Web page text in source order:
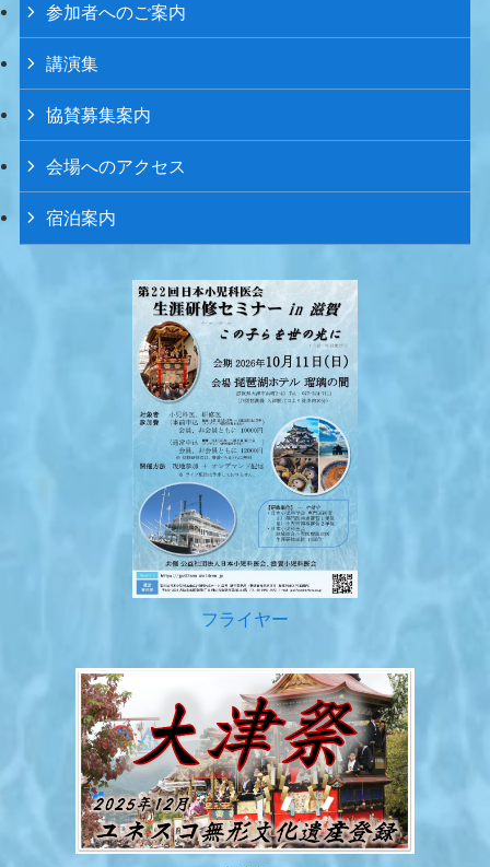
参加者へのご案内
講演集
協賛募集案内
会場へのアクセス
宿泊案内
フライヤー